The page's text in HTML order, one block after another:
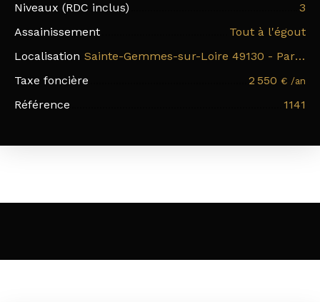
Niveaux (RDC inclus)
3
Assainissement
Tout à l'égout
Localisation
Sainte-Gemmes-sur-Loire 49130 - Parc du Hutreau
Taxe foncière
2 550 € /an
Référence 1141